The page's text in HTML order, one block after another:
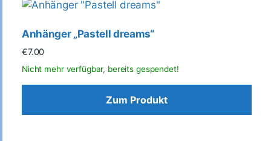
Anhänger „Pastell dreams“
€7.00
Zum Produkt